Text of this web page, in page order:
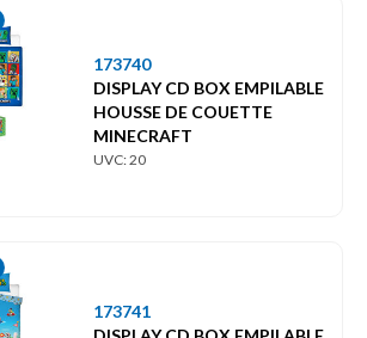
173740
DISPLAY CD BOX EMPILABLE
HOUSSE DE COUETTE
MINECRAFT
UVC: 20
173741